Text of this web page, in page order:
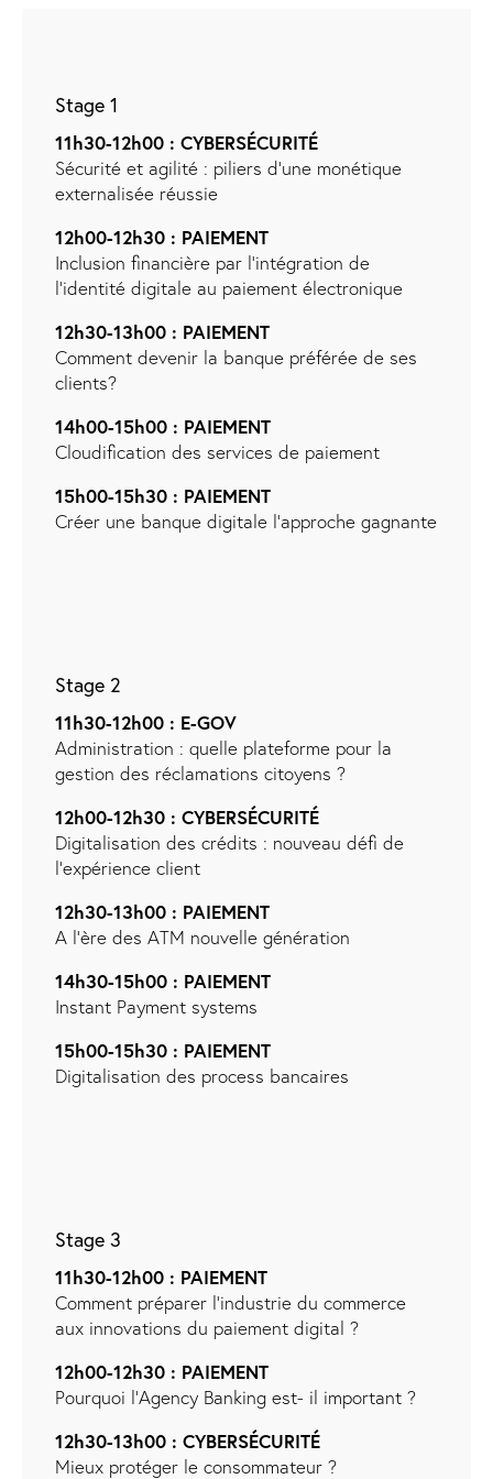
Stage 1
11h30-12h00 : CYBERSÉCURITÉ
Sécurité et agilité : piliers d’une monétique
externalisée réussie
12h00-12h30 : PAIEMENT
Inclusion financière par l’intégration de
l’identité digitale au paiement électronique
12h30-13h00 : PAIEMENT
Comment devenir la banque préférée de ses
clients?
14h00-15h00 : PAIEMENT
Cloudification des services de paiement
15h00-15h30 : PAIEMENT
Créer une banque digitale l’approche gagnante
Stage 2
11h30-12h00 : E-GOV
Administration : quelle plateforme pour la
gestion des réclamations citoyens ?
12h00-12h30 : CYBERSÉCURITÉ
Digitalisation des crédits : nouveau défi de
l’expérience client
12h30-13h00 : PAIEMENT
A l’ère des ATM nouvelle génération
14h30-15h00 : PAIEMENT
Instant Payment systems
15h00-15h30 : PAIEMENT
Digitalisation des process bancaires
Stage 3
11h30-12h00 : PAIEMENT
Comment préparer l’industrie du commerce
aux innovations du paiement digital ?
12h00-12h30 : PAIEMENT
Pourquoi l’Agency Banking est- il important ?
12h30-13h00 : CYBERSÉCURITÉ
Mieux protéger le consommateur ?